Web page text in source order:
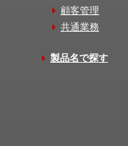
顧客管理
共通業務
製品名で探す